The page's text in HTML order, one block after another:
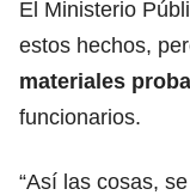
El Ministerio
estos hechos,
materiales
funcionarios.
“Así las cosas,